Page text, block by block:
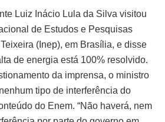
Luiz Inácio Lula da Silva visitou
de Estudos e Pesquisas
(Inep), em Brasília, e disse
de energia está 100% resolvido.
da imprensa, o ministro
tipo de interferência do
do Enem. “Não haverá, nem